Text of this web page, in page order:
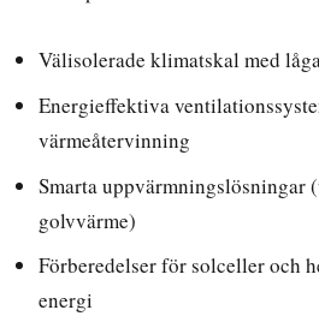
Välisolerade klimatskal med
Energieffektiva
värmeåtervinning
Smarta uppvärmningslösningar
golvvärme)
Förberedelser för solceller och
energi